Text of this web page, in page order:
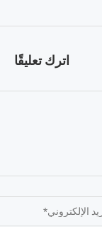
اترك تعليقًا